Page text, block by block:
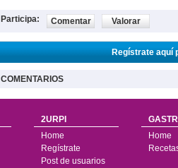
Participa: Comentar Valorar
Regístrate aquí
COMENTARIOS
2URPI
Home
Regístrate
Post de usuarios
Home